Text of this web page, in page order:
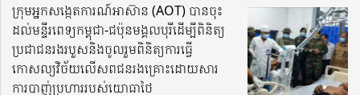
ក្រុមអ្នកសង្កេតការណ៍អាស៊ាន (AOT) បានចុះ
ដល់មន្ទីរពេទ្យកម្ពុជា-ជប៉ុនមង្គលបុរីដើម្បីពិនិត្យ
ប្រជាជនរងរបួសនិងចូលរួមពិនិត្យការធ្វើ
កោសល្យវិច័យលើសពជនរងគ្រោះដោយសារ
ការបាញ់ប្រហាររបស់យោធាថៃ